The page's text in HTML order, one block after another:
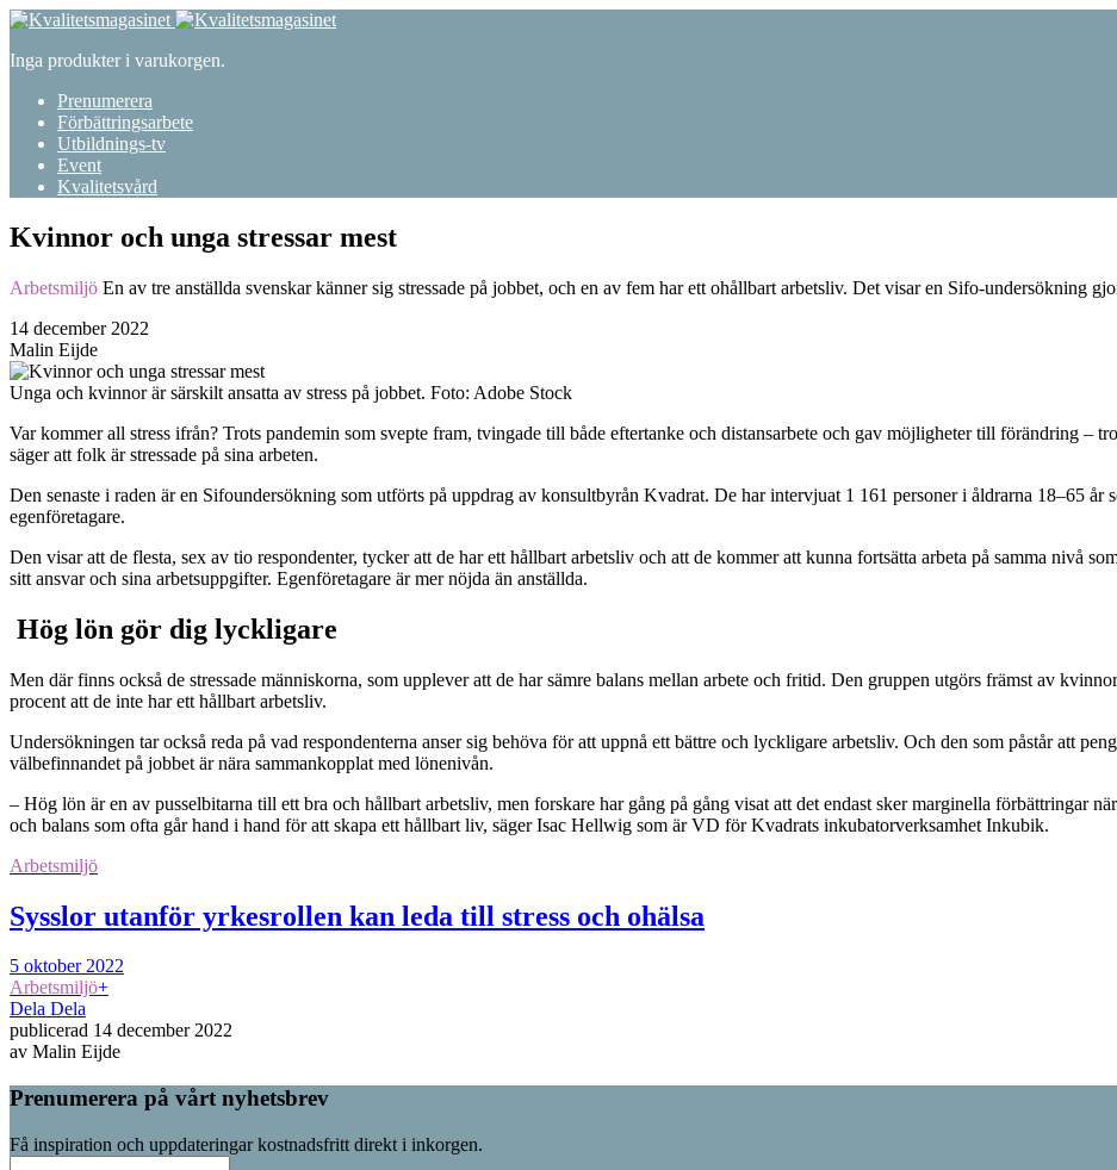
Inga produkter i varukorgen.
Prenumerera
Förbättringsarbete
Utbildnings-tv
Event
Kvalitetsvård
Kvinnor och unga stressar mest
Arbetsmiljö En av tre anställda svenskar känner sig stressade på jobbet, och en av fem har ett ohållbart arbetsliv. Det visar en Sifo-undersökning
14 december 2022
Malin Eijde
Unga och kvinnor är särskilt ansatta av stress på jobbet. Foto: Adobe Stock
Var kommer all stress ifrån? Trots pandemin som svepte fram, tvingade till både eftertanke och distansarbete och gav möjligheter till förändring –
säger att folk är stressade på sina arbeten.
Den senaste i raden är en Sifoundersökning som utförts på uppdrag av konsultbyrån Kvadrat. De har intervjuat 1 161 personer i åldrarna 18–65 år
egenföretagare.
Den visar att de flesta, sex av tio respondenter, tycker att de har ett hållbart arbetsliv och att de kommer att kunna fortsätta arbeta på samma nivå
sitt ansvar och sina arbetsuppgifter. Egenföretagare är mer nöjda än anställda.
Hög lön gör dig lyckligare
Men där finns också de stressade människorna, som upplever att de har sämre balans mellan arbete och fritid. Den gruppen utgörs främst av
procent att de inte har ett hållbart arbetsliv.
Undersökningen tar också reda på vad respondenterna anser sig behöva för att uppnå ett bättre och lyckligare arbetsliv. Och den som påstår att
välbefinnandet på jobbet är nära sammankopplat med lönenivån.
– Hög lön är en av pusselbitarna till ett bra och hållbart arbetsliv, men forskare har gång på gång visat att det endast sker marginella förbättringar
och balans som ofta går hand i hand för att skapa ett hållbart liv, säger Isac Hellwig som är VD för Kvadrats inkubatorverksamhet Inkubik.
Arbetsmiljö
Sysslor utanför yrkesrollen kan leda till stress och ohälsa
5 oktober 2022
Arbetsmiljö+
Dela Dela
publicerad 14 december 2022
av Malin Eijde
Prenumerera på vårt nyhetsbrev
Få inspiration och uppdateringar kostnadsfritt direkt i inkorgen.